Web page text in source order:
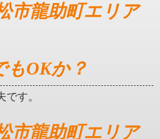
市龍助町エリア
もOKか？
す。
市龍助町エリア